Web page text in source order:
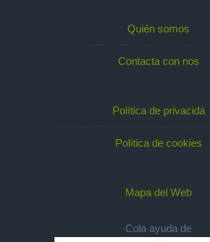
Quién somos
Contacta con nos
Política de privacidá
Política de cookies
Mapa del Web
Cola ayuda de